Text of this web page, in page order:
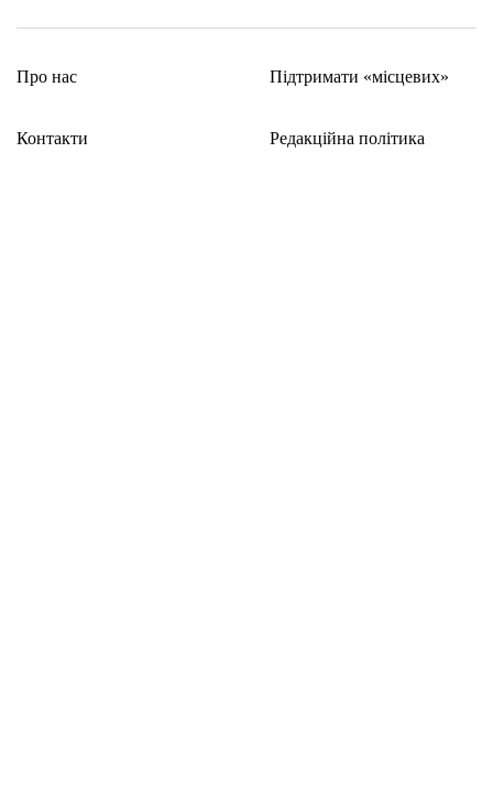
Про нас
Контакти
Підтримати «місцевих»
Редакційна політика